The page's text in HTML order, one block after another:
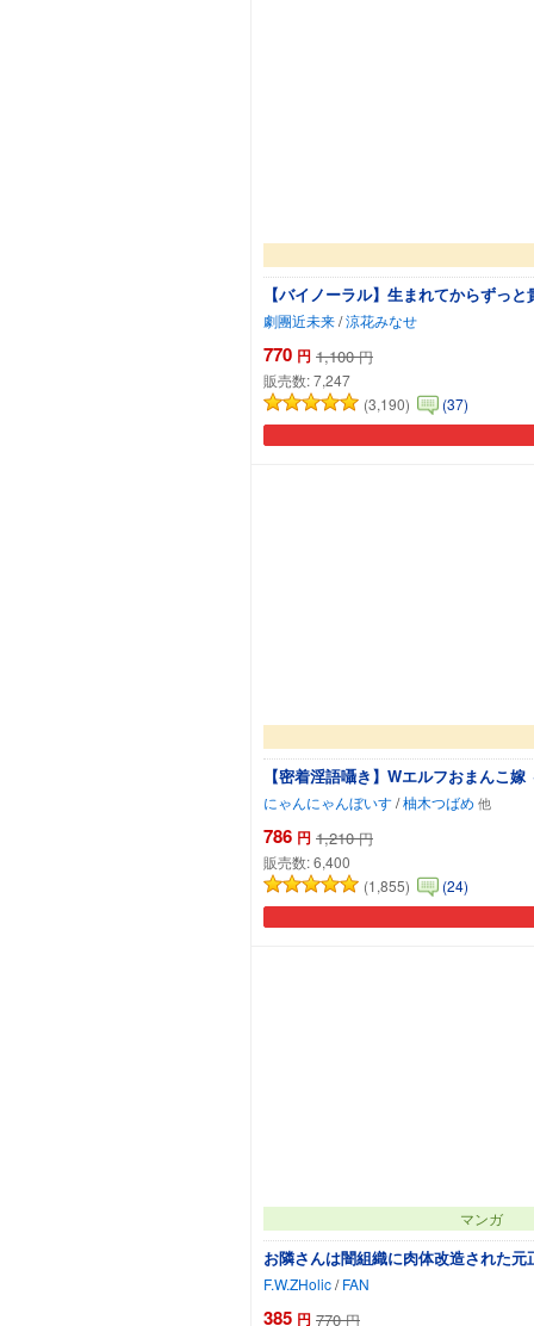
劇團近未来/涼花みなせ
770 円 1,100 円
販売数:7,247
(3,190)
(37)
【密着淫語囁き】Wエルフおまんこ
にゃんにゃんぼいす/柚木つばめ
786 円 1,210 円
販売数:6,400
(1,855)
(24)
マンガ
お隣さんは闇組織に肉体改造された
F.W.ZHolic/ FAN
385 円 770 円